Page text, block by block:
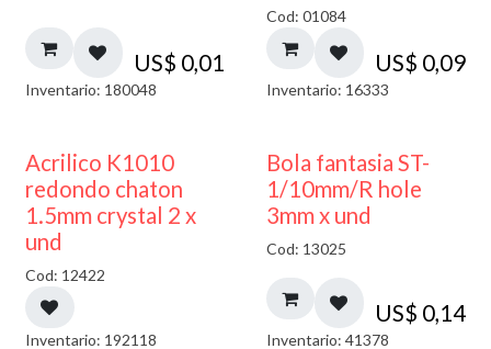
US$ 0,01
Inventario: 180048
Cod: 01084
US$ 0,09
Inventario: 16333
50% DESCUENTO
Acrilico K1010
redondo chaton
1.5mm crystal 2 x
und
Cod: 12422
Inventario: 192118
Bola fantasia ST-
1/10mm/R hole
3mm x und
Cod: 13025
US$ 0,14
Inventario: 41378